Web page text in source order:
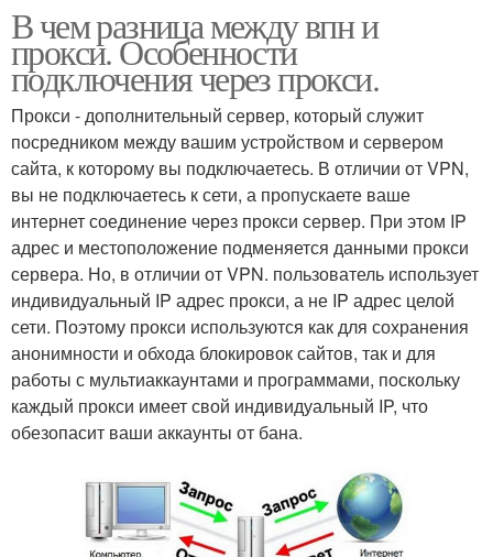
В чем разница между впн и
прокси. Особенности
подключения через прокси.
Прокси - дополнительный сервер, который служит
посредником между вашим устройством и сервером
сайта, к которому вы подключаетесь. В отличии от VPN,
вы не подключаетесь к сети, а пропускаете ваше
интернет соединение через прокси сервер. При этом IP
адрес и местоположение подменяется данными прокси
сервера. Но, в отличии от VPN. пользователь использует
индивидуальный IP адрес прокси, а не IP адрес целой
сети. Поэтому прокси используются как для сохранения
анонимности и обхода блокировок сайтов, так и для
работы с мультиаккаунтами и программами, поскольку
каждый прокси имеет свой индивидуальный IP, что
обезопасит ваши аккаунты от бана.